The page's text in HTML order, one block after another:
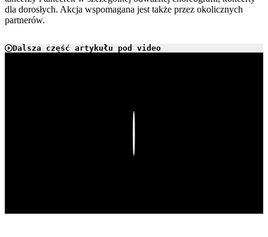
dla dorosłych. Akcja wspomagana jest także przez okolicznych
partnerów.
Dalsza część artykułu pod video